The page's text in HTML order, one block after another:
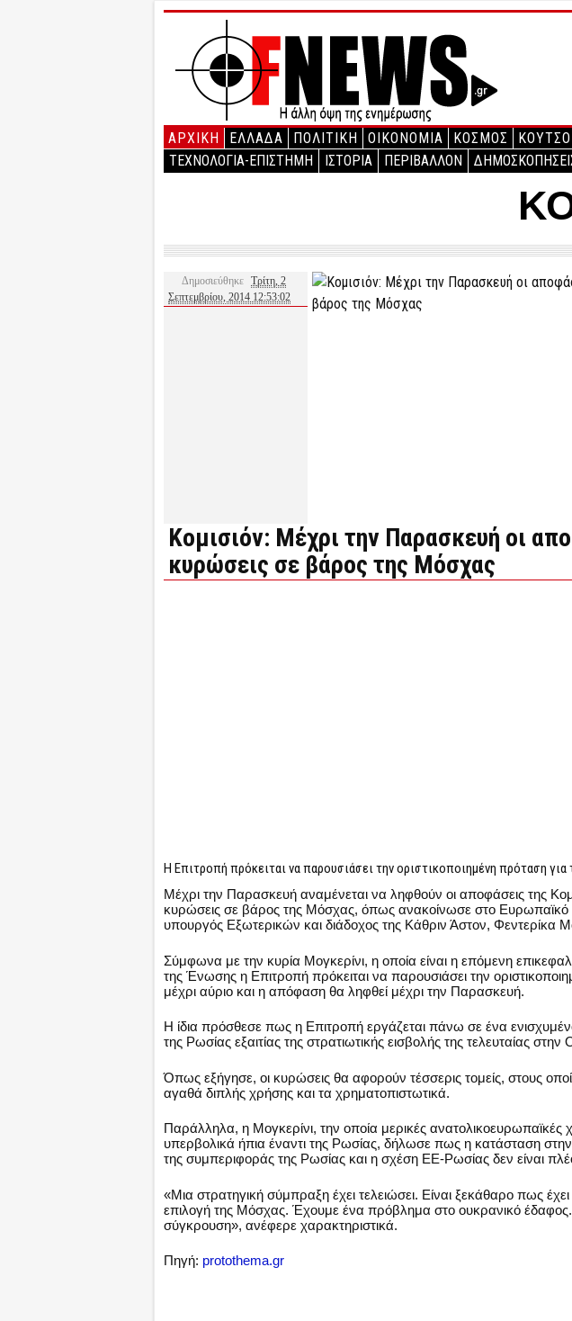
ΑΡΧΙΚΉ ΕΛΛΑΔΑ ΠΟΛΙΤΙΚΗ ΟΙΚΟΝΟΜΙΑ ΚΟΣΜΟΣ
ΤΕΧΝΟΛΟΓΙΑ-ΕΠΙΣΤΗΜΗ
ΙΣΤΟΡΙΑ ΠΕΡΙΒΑΛΛΟΝ
Δημοσιεύθηκε Τρίτη, 2
Σεπτεμβρίου, 2014 12:53:02
Κομισιόν: Μέχρι την Παρασκευή οι
κυρώσεις σε βάρος της Μόσχας
Η Επιτροπή πρόκειται να παρουσιάσει την οριστικοποιημένη πρόταση για
Μέχρι την Παρασκευή αναμένεται να ληφθούν οι αποφάσεις της
κυρώσεις σε βάρος της Μόσχας, όπως ανακοίνωσε στο Ευρωπαϊκό
υπουργός Εξωτερικών και διάδοχος της Κάθριν Άστον, Φεντερίκα
Σύμφωνα με την κυρία Μογκερίνι, η οποία είναι η επόμενη
της Ένωσης η Επιτροπή πρόκειται να παρουσιάσει την
μέχρι αύριο και η απόφαση θα ληφθεί μέχρι την Παρασκευή.
Η ίδια πρόσθεσε πως η Επιτροπή εργάζεται πάνω σε ένα
της Ρωσίας εξαιτίας της στρατιωτικής εισβολής της τελευταίας στην
Όπως εξήγησε, οι κυρώσεις θα αφορούν τέσσερις τομείς, στους
αγαθά διπλής χρήσης και τα χρηματοπιστωτικά.
Παράλληλα, η Μογκερίνι, την οποία μερικές ανατολικοευρωπαϊκές
υπερβολικά ήπια έναντι της Ρωσίας, δήλωσε πως η κατάσταση
της συμπεριφοράς της Ρωσίας και η σχέση ΕΕ-Ρωσίας δεν είναι
«Μια στρατηγική σύμπραξη έχει τελειώσει. Είναι ξεκάθαρο πως έχει
επιλογή της Μόσχας. Έχουμε ένα πρόβλημα στο ουκρανικό
σύγκρουση», ανέφερε χαρακτηριστικά.
Πηγή: protothema.gr